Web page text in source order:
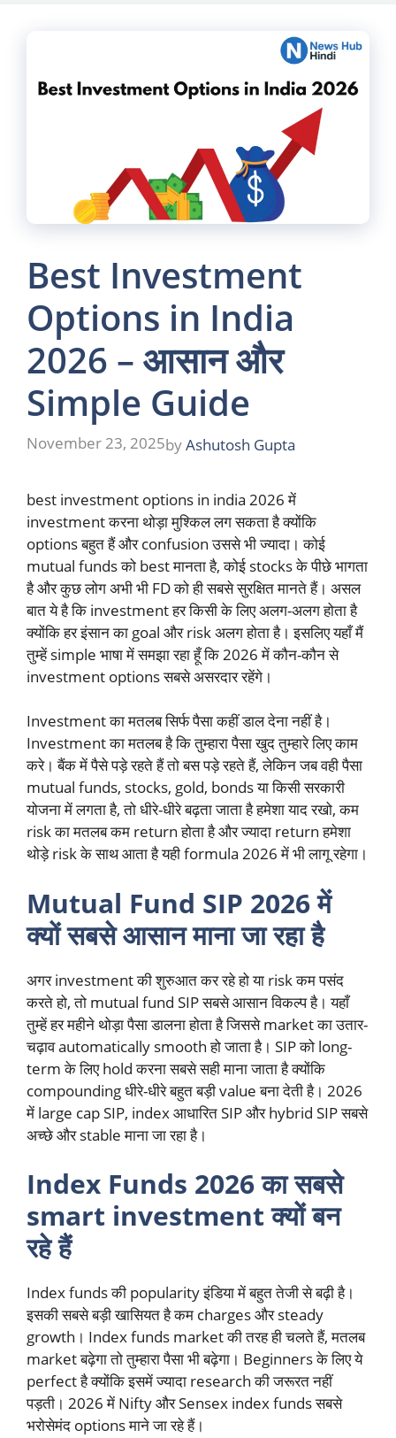
Best Investment
Options in India
2026 – आसान और
Simple Guide
November 23, 2025byAshutosh Gupta
best investment options in india 2026 में
investment करना थोड़ा मुश्किल लग सकता है क्योंकि
options बहुत हैं और confusion उससे भी ज्यादा। कोई
mutual funds को best मानता है, कोई stocks के पीछे भागता
है और कुछ लोग अभी भी FD को ही सबसे सुरक्षित मानते हैं। असल
बात ये है कि investment हर किसी के लिए अलग-अलग होता है
क्योंकि हर इंसान का goal और risk अलग होता है। इसलिए यहाँ मैं
तुम्हें simple भाषा में समझा रहा हूँ कि 2026 में कौन-कौन से
investment options सबसे असरदार रहेंगे।
Investment का मतलब सिर्फ पैसा कहीं डाल देना नहीं है।
Investment का मतलब है कि तुम्हारा पैसा खुद तुम्हारे लिए काम
करे। बैंक में पैसे पड़े रहते हैं तो बस पड़े रहते हैं, लेकिन जब वही पैसा
mutual funds, stocks, gold, bonds या किसी सरकारी
योजना में लगता है, तो धीरे-धीरे बढ़ता जाता है हमेशा याद रखो, कम
risk का मतलब कम return होता है और ज्यादा return हमेशा
थोड़े risk के साथ आता है यही formula 2026 में भी लागू रहेगा।
Mutual Fund SIP 2026 में
क्यों सबसे आसान माना जा रहा है
अगर investment की शुरुआत कर रहे हो या risk कम पसंद
करते हो, तो mutual fund SIP सबसे आसान विकल्प है। यहाँ
तुम्हें हर महीने थोड़ा पैसा डालना होता है जिससे market का उतार-
चढ़ाव automatically smooth हो जाता है। SIP को long-
term के लिए hold करना सबसे सही माना जाता है क्योंकि
compounding धीरे-धीरे बहुत बड़ी value बना देती है। 2026
में large cap SIP, index आधारित SIP और hybrid SIP सबसे
अच्छे और stable माना जा रहा है।
Index Funds 2026 का सबसे
smart investment क्यों बन
रहे हैं
Index funds की popularity इंडिया में बहुत तेजी से बढ़ी है।
इसकी सबसे बड़ी खासियत है कम charges और steady
growth। Index funds market की तरह ही चलते हैं, मतलब
market बढ़ेगा तो तुम्हारा पैसा भी बढ़ेगा। Beginners के लिए ये
perfect है क्योंकि इसमें ज्यादा research की जरूरत नहीं
पड़ती। 2026 में Nifty और Sensex index funds सबसे
भरोसेमंद options माने जा रहे हैं।